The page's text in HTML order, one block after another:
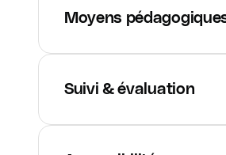
Moyens
Suivi & évaluation